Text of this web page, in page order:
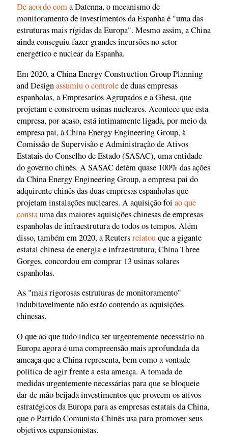
De acordo coma Datenna, o mecanismo de
monitoramento de investimentos da Espanha é "uma das
estruturas mais rígidas da Europa". Mesmo assim, a China
ainda conseguiu fazer grandes incursões no setor
energético e nuclear da Espanha.
Em 2020, a China Energy Construction Group Planning
and Designassumiu o controlede duas empresas
espanholas, a Empresarios Agrupados e a Ghesa, que
projetam e constroem usinas nucleares. Acontece que esta
empresa, por acaso, está intimamente ligada, por meio da
empresa pai, à China Energy Engineering Group, à
Comissão de Supervisão e Administração de Ativos
Estatais do Conselho de Estado (SASAC), uma entidade
do governo chinês. A SASAC detém quase 100% das ações
da China Energy Engineering Group, a empresa pai do
adquirente chinês das duas empresas espanholas que
projetam instalações nucleares. A aquisição foi ao que
constauma das maiores aquisições chinesas de empresas
espanholas de infraestrutura de todos os tempos. Além
disso, também em 2020, a Reutersrelatouque a gigante
estatal chinesa de energia e infraestrutura, China Three
Gorges, concordou em comprar 13 usinas solares
espanholas.
As "mais rigorosas estruturas de monitoramento"
indubitavelmente não estão contendo as aquisições
chinesas.
O que ao que tudo indica ser urgentemente necessário na
Europa agora é uma compreensão mais aprofundada da
ameaça que a China representa, bem como a vontade
política de agir frente a esta ameaça. A tomada de
medidas urgentemente necessárias para que se bloqueie
dar de mão beijada investimentos que proveem os ativos
estratégicos da Europa para as empresas estatais da China,
que o Partido Comunista Chinês usa para promover seus
objetivos expansionistas.